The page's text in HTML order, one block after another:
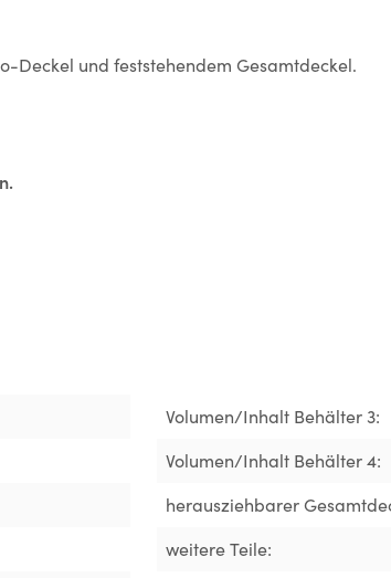
Deckel und feststehendem Gesamtdeckel.
Volumen/Inhalt Behälter 3:
Volumen/Inhalt Behälter 4:
herausziehbarer
weitere Teile: